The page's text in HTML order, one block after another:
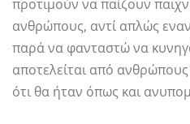
προτιμούν να παίζουν
ανθρώπους, αντί απλώς
παρά να φανταστώ να
αποτελείται από
ότι θα ήταν όπως και